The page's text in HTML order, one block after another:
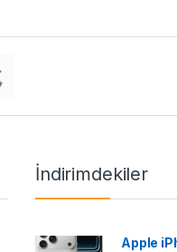
İndirimdekiler
Apple